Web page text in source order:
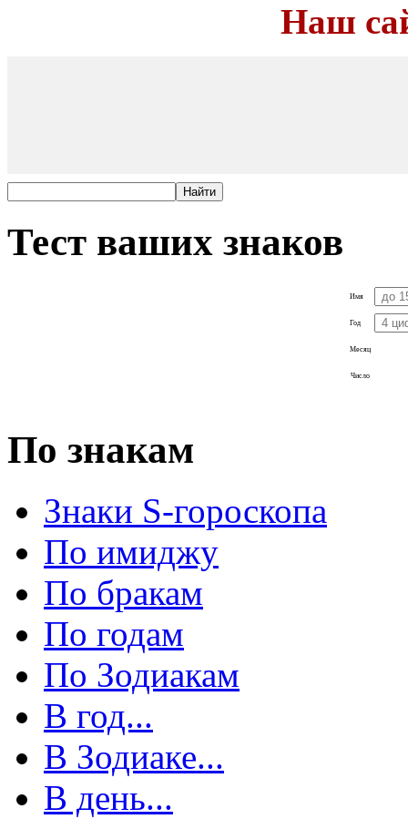
Наш
Тест ваших знаков
Имя
Год
Месяц
Число
По знакам
Знаки S-гороскопа
По имиджу
По бракам
По годам
По Зодиакам
В год...
В Зодиаке...
В день...